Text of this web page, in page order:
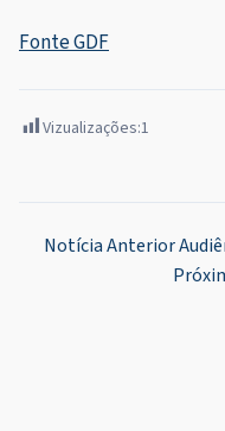
Fonte GDF
Vizualizações:1
Navegação
Notícia Anterior